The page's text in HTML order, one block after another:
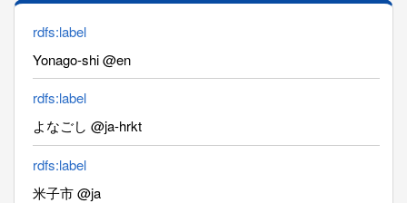
rdfs:label
Yonago-shi @en
rdfs:label
よなごし @ja-hrkt
rdfs:label
米子市 @ja